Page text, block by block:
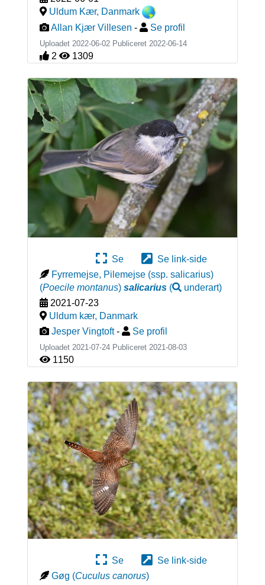
Uldum Kær, Danmark
Allan Kjær Villesen - Se profil
Uploadet 2022-06-02 Publiceret 2022-06-14
2 1309
Se
Se link-side
Fyrremejse, Pilemejse (ssp. salicarius)
(Poecile montanus) salicarius( underart)
2021-07-23
Uldum kær, Danmark
Jesper Vingtoft - Se profil
Uploadet 2021-07-24 Publiceret 2021-08-03
1150
Se
Se link-side
Gøg (Cuculus canorus)